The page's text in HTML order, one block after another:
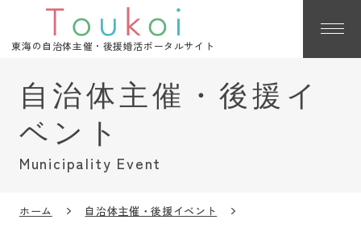
東海の自治体主催・後援婚活ポータルサイト
Municipality Event
ホーム
自治体主催・後援イベント